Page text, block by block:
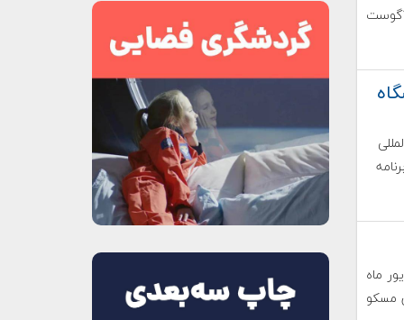
تاریخ ۲ تا ۸ شهریورماه ۱۳۹۹ (۲۳ تا ۲۹ آگوست
روسیه از ۵ تا ۱۰ شهریور ماه
شرق مسکو